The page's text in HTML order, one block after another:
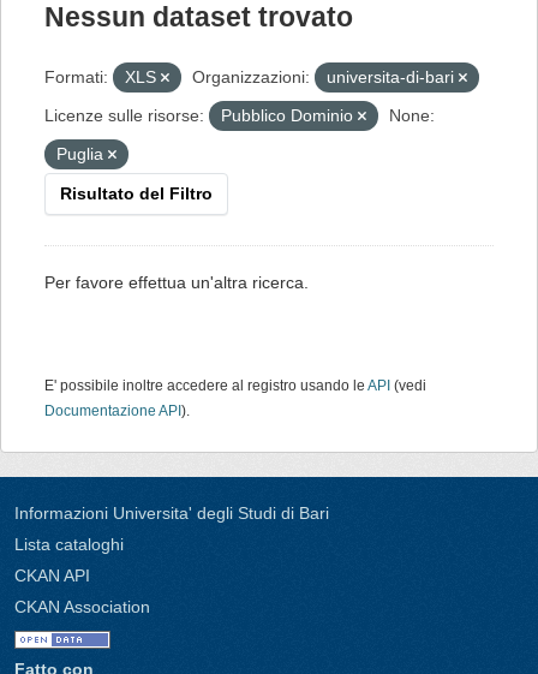
Nessun dataset trovato
Formati: XLS Organizzazioni:
universita-di-bari
Licenze sulle risorse:
Pubblico Dominio
None:
Puglia
Risultato del Filtro
Per favore effettua un'altra ricerca.
E' possibile inoltre accedere al registro usando le API (vedi
Documentazione API ).
Informazioni Universita' degli Studi di Bari
Lista cataloghi
CKAN API
CKAN Association
Fatto con